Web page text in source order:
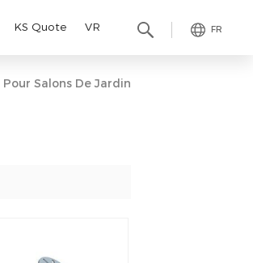
FR
KS Quote VR
Pour Salons De Jardin